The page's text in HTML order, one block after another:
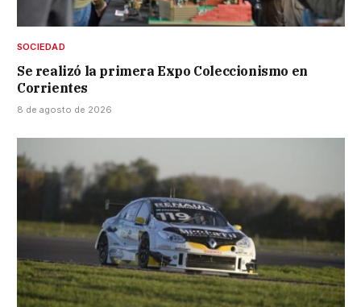
SOCIEDAD
Se realizó la primera Expo Coleccionismo en
Corrientes
8 de agosto de 2026